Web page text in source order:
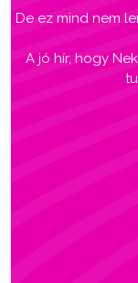
De ez mind nem
A jó hír, hogy